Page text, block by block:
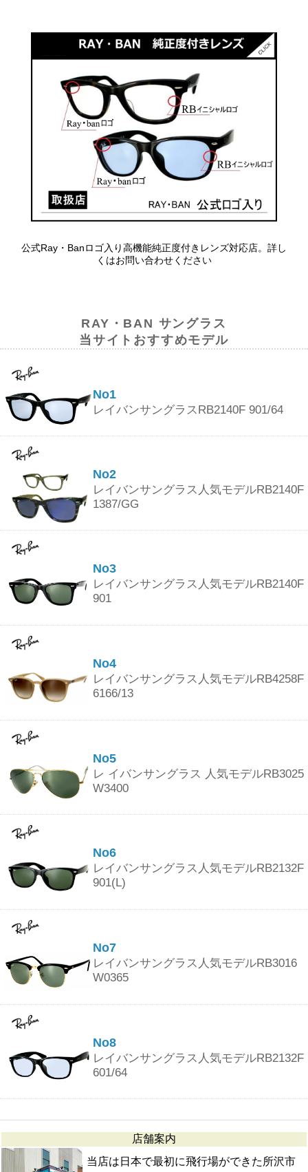
公式Ray・Banロゴ入り高機能純正度付きレンズ対応店。詳し
くはお問い合わせください
RAY・BAN サングラス
当サイトおすすめモデル
No1
レイバンサングラスRB2140F 901/64
No2
レイバンサングラス人気モデルRB2140F
1387/GG
No3
レイバンサングラス人気モデルRB2140F
901
No4
レイバンサングラス人気モデルRB4258F
6166/13
No5
レ イバンサングラス 人気モデルRB3025
W3400
No6
レイバンサングラス人気モデルRB2132F
901(L)
No7
レイバンサングラス人気モデルRB3016
W0365
No8
レイバンサングラス人気モデルRB2132F
601/64
店舗案内
当店は日本で最初に飛行場ができた所沢市